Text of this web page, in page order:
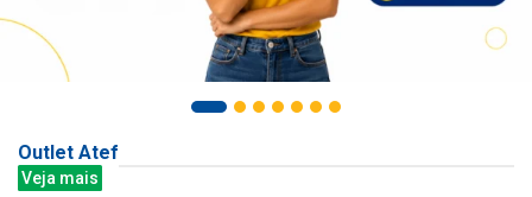
Outlet Atef
Veja mais